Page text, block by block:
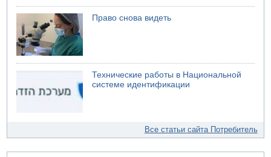
Право снова видеть
Технические работы в Национальной
системе идентификации
Все статьи сайта Потребитель